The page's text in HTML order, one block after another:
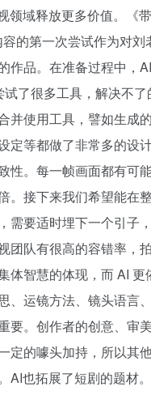
领域释放更多价值。《
的第一次尝试作为对
作品。在准备过程中，
了很多工具，解决不
并使用工具，譬如生成
定等都做了非常多的设
性。每一帧画面都有可
。接下来我们希望能在
需要适时埋下一个引子
团队有很高的容错率，
体智慧的体现，而 AI
、运镜方法、镜头语言
要。创作者的创意、审
定的噱头加持，所以其
AI也拓展了短剧的题材